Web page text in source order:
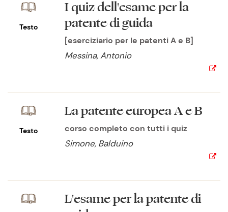
Testo
I quiz dell'esame per la
patente di guida
[eserciziario per le patenti A e B]
Messina, Antonio
Testo
La patente europea A e B
corso completo con tutti i quiz
Simone, Balduino
L'esame per la patente di